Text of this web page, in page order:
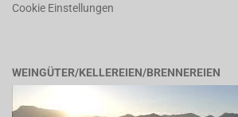
Cookie Einstellungen
WEINGÜTER/KELLEREIEN/BRENNEREIEN